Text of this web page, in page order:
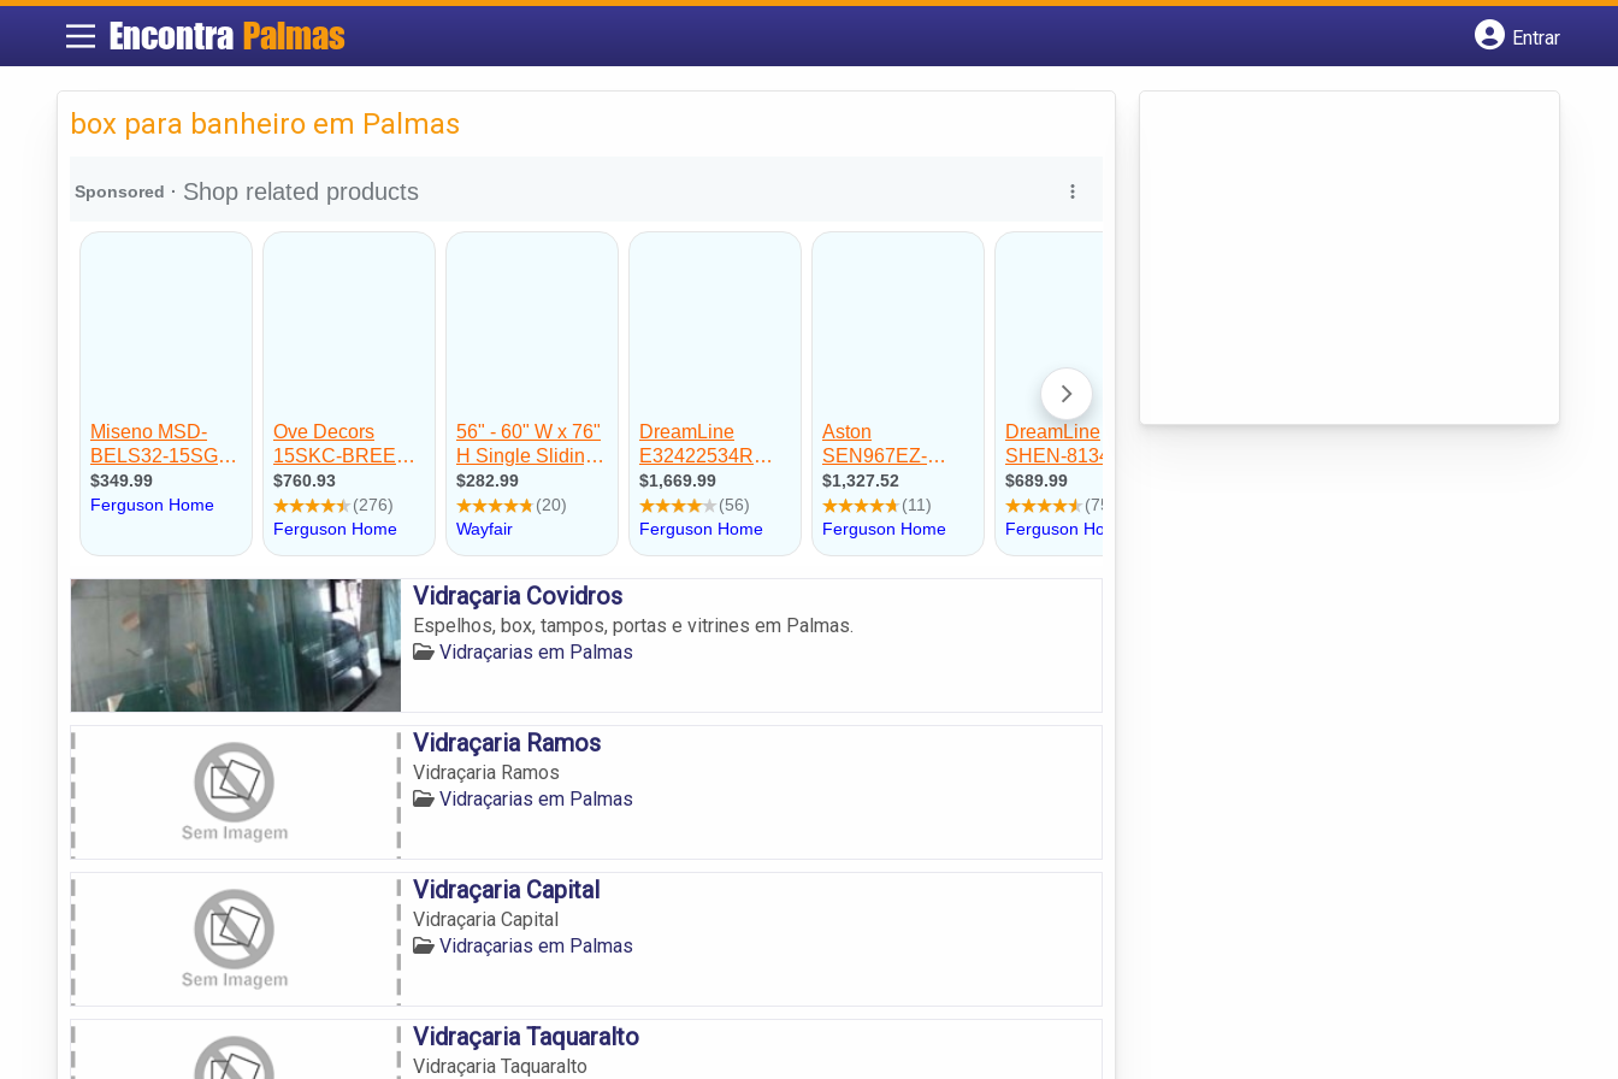
Encontra Palmas
Entrar
box para banheiro em Palmas
Vidraçaria Covidros
Espelhos, box, tampos, portas e vitrines em Palmas.
Vidraçarias em Palmas
Vidraçaria Ramos
Vidraçaria Ramos
Vidraçarias em Palmas
Vidraçaria Capital
Vidraçaria Capital
Vidraçarias em Palmas
Vidraçaria Taquaralto
Vidraçaria Taquaralto